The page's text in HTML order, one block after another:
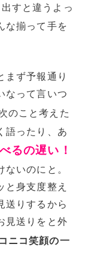
すと違うよっ
な揃って手を
まず予報通り
なって言いつ
のこと考えた
語ったり、あ
るの遅い！
いのにと。
と身支度整え
送りするから
見送りをと外
ニコ笑顔の一